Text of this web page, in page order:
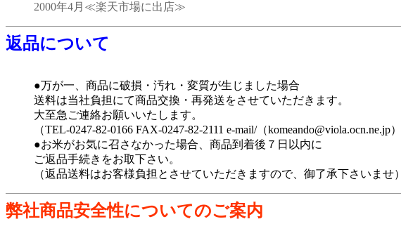
2000年4月≪楽天市場に出店≫
返品について
●万が一、商品に破損・汚れ・変質が生じました場合
送料は当社負担にて商品交換・再発送をさせていただきます。
大至急ご連絡お願いいたします。
（TEL-0247-82-0166 FAX-0247-82-2111 e-mail/（komeando@viola.ocn.ne.jp）
●お米がお気に召さなかった場合、商品到着後７日以内に
ご返品手続きをお取下さい。
（返品送料はお客様負担とさせていただきますので、御了承下さいませ）
弊社商品安全性についてのご案内